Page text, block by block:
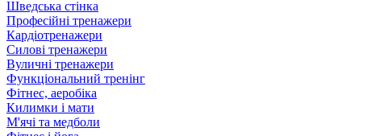
Шведська стінка
Професійні тренажери
Кардіотренажери
Силові тренажери
Вуличні тренажери
Функціональний тренінг
Фітнес, аеробіка
Килимки і мати
М'ячі та медболи